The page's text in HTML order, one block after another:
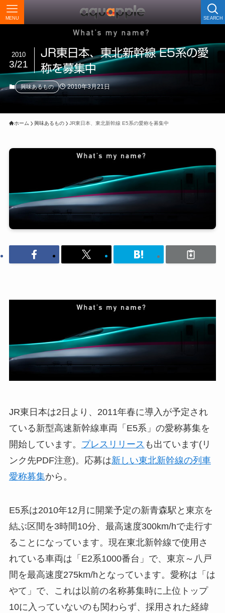
SEARCH
MENU
JR東日本、東北新幹線 E5系の愛
称を募集中
2010
3/21
興味あるもの 2010年3月21日
ホーム 興味あるもの JR東日本、東北新幹線 E5系の愛称を募集中
JR東日本は2日より、2011年春に導入が予定され
ている新型高速新幹線車両「E5系」の愛称募集を
開始しています。 プレスリリース も出ています(リ
ンク先PDF注意)。応募は新しい東北新幹線の列車
愛称募集から。
E5系は2010年12月に開業予定の新青森駅と東京を
結ぶ区間を3時間10分、最高速度300km/hで走行す
ることになっています。現在東北新幹線で使用さ
れている車両は「E2系1000番台」で、東京～八戸
間を最高速度275km/hとなっています。愛称は「は
やて」で、これは以前の名称募集時に上位トップ
10に入っていないのも関わらず、採用された経緯